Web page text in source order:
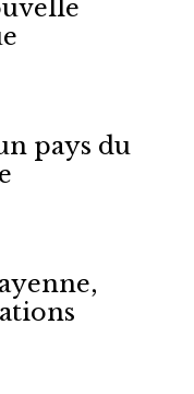
pays du